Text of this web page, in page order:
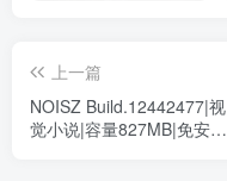
上一篇
NOISZ Build.12442477|视
觉小说|容量827MB|免安装